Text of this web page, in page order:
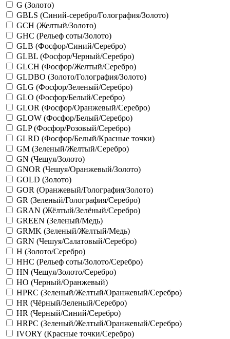
G (Золото)
GBLS (Синий-серебро/Голография/Золото)
GCH (Желтый/Золото)
GHC (Рельеф соты/Золото)
GLB (Фосфор/Синий/Серебро)
GLBL (Фосфор/Черный/Серебро)
GLCH (Фосфор/Желтый/Серебро)
GLDBO (Золото/Голография/Золото)
GLG (Фосфор/Зеленый/Серебро)
GLO (Фосфор/Белый/Серебро)
GLOR (Фосфор/Оранжевый/Серебро)
GLOW (Фосфор/Белый/Серебро)
GLP (Фосфор/Розовый/Серебро)
GLRD (Фосфор/Белый/Красные точки)
GM (Зеленый/Желтый/Серебро)
GN (Чешуя/Золото)
GNOR (Чешуя/Оранжевый/Золото)
GOLD (Золото)
GOR (Оранжевый/Голография/Золото)
GR (Зеленый/Голография/Серебро)
GRAN (Жёлтый/Зелёный/Серебро)
GREEN (Зеленый/Медь)
GRMK (Зеленый/Желтый/Медь)
GRN (Чешуя/Салатовый/Серебро)
H (Золото/Серебро)
HHC (Рельеф соты/Золото/Серебро)
HN (Чешуя/Золото/Серебро)
HO (Черный/Оранжевый)
HPRC (Зеленый/Желтый/Оранжевый/Серебро)
HR (Чёрный/Зеленый/Серебро)
HR (Черный/Синий/Серебро)
HRPC (Зеленый/Желтый/Оранжевый/Серебро)
IVORY (Красные точки/Серебро)